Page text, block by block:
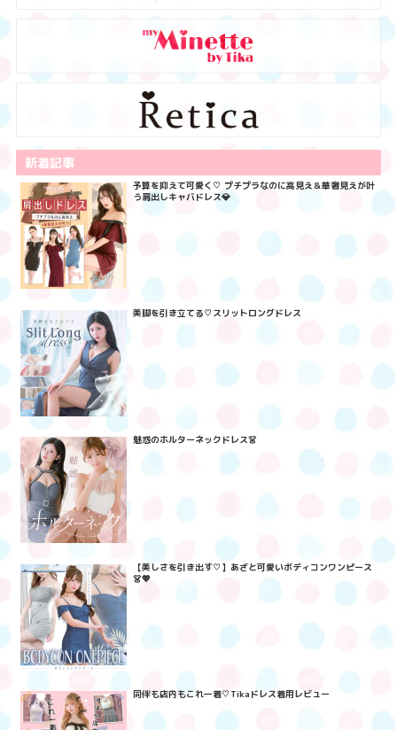
新着記事
予算を抑えて可愛く♡ プチプラなのに高見え＆華奢見えが叶
う肩出しキャバドレス💎
美脚を引き立てる♡スリットロングドレス
魅惑のホルターネックドレス👗
【美しさを引き出す♡】あざと可愛いボディコンワンピース
👗💖
同伴も店内もこれ一着♡Tikaドレス着用レビュー